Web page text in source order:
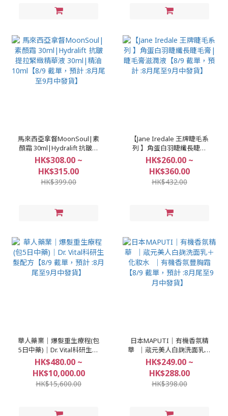
馬來西亞拿督MoonSoul|素
顏霜 30ml|Hydralift 抗皺提
拉緊緻精華液 30ml|精油
10ml【8/9 截單，預計 :8月
尾至9月中發貨】
HK$308.00 ~
HK$315.00
HK$399.00
【Jane Iredale 王牌睫毛系
列 】角蛋白羽睫纖長睫毛
膏|睫毛膏滋潤液【8/9 截
單，預計 :8月尾至9月中發
貨】
HK$260.00 ~
HK$360.00
HK$432.00
華人藥業｜爆髮重生療程(包
5日中藥)｜Dr. Vital科研生髮
配方【8/9 截單，預計 :8月
尾至9月中發貨】
HK$480.00 ~
HK$10,000.00
HK$15,600.00
日本MAPUTI｜有機香氛精
華 ｜蔵元美人白麹洗面乳＋
化妝水 ｜有機香氛豐胸霜
【8/9 截單，預計 :8月尾至9
月中發貨】
HK$249.00 ~
HK$288.00
HK$398.00